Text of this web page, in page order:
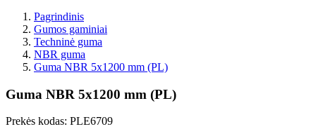
Pagrindinis
Gumos gaminiai
Techninė guma
NBR guma
Guma NBR 5x1200 mm (PL)
Guma NBR 5x1200 mm (PL)
Prekės kodas: PLE6709